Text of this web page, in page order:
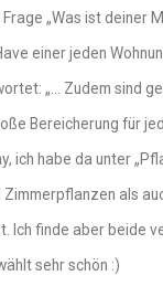
„Was ist deiner
einer jeden
„… Zudem sind
Bereicherung für
ich habe da unter
Zimmerpflanzen als
Ich finde aber beide
sehr schön :)